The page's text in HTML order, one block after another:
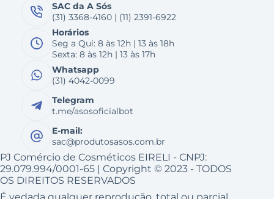
SAC da A Sós
(31) 3368-4160 | (11) 2391-6922
Horários
Seg a Qui: 8 às 12h | 13 às 18h
Sexta: 8 às 12h | 13 às 17h
Whatsapp
(31) 4042-0099
Telegram
t.me/asosoficialbot
E-mail:
sac@produtosasos.com.br
PJ Comércio de Cosméticos EIRELI - CNPJ:
29.079.994/0001-65 | Copyright © 2023 - TODOS
OS DIREITOS RESERVADOS